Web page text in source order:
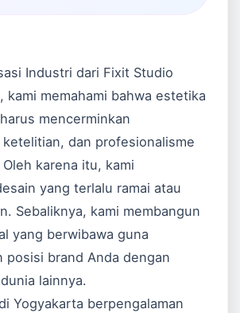
Industri dari Fixit Studio
, kami memahami bahwa estetika
mencerminkan
dan profesionalisme
karena itu, kami
yang terlalu ramai atau
Sebaliknya, kami membangun
yang berwibawa guna
posisi brand Anda dengan
lainnya.
Yogyakarta berpengalaman